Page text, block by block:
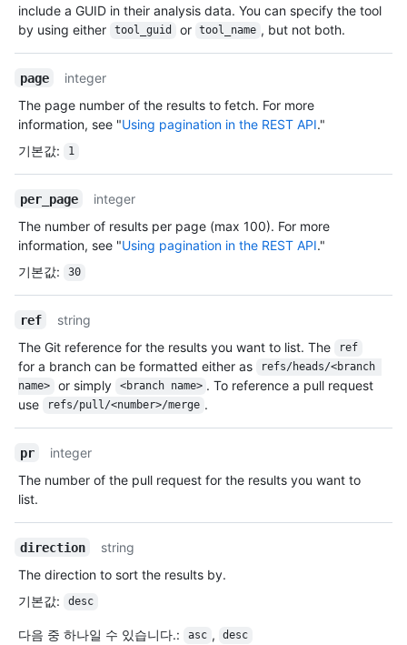
include a GUID in their analysis data. You can specify the tool
by using either
tool_guid or tool_name , but not both.
page
integer
The page number of the results to fetch. For more
information, see "Using pagination in the REST API."
기본값: 1
per_page
integer
The number of results per page (max 100). For more
information, see "Using pagination in the REST API."
기본값: 30
ref
string
The Git reference for the results you want to list. The
ref
for a branch can be formatted either as
refs/heads/<branch
name>
or simply <branch name> . To reference a pull request
use
refs/pull/<number>/merge .
pr
integer
The number of the pull request for the results you want to
list.
direction
string
The direction to sort the results by.
기본값: desc
다음 중 하나일 수 있습니다.: asc , desc